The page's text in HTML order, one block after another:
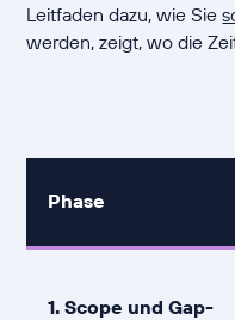
Leitfaden dazu, wie Sie
werden, zeigt, wo die
Phase
1. Scope und Gap-